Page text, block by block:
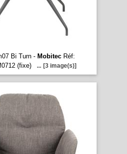
Bi Turn - MobitecRéf:
(fixe)
... [3 image(s)]